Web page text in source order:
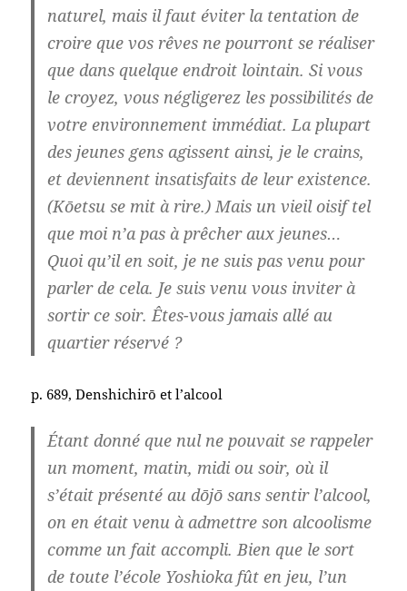
naturel, mais il faut éviter la tentation de
croire que vos rêves ne pourront se réaliser
que dans quelque endroit lointain. Si vous
le croyez, vous négligerez les possibilités de
votre environnement immédiat. La plupart
des jeunes gens agissent ainsi, je le crains,
et deviennent insatisfaits de leur existence.
(Kōetsu se mit à rire.) Mais un vieil oisif tel
que moi n’a pas à prêcher aux jeunes…
Quoi qu’il en soit, je ne suis pas venu pour
parler de cela. Je suis venu vous inviter à
sortir ce soir. Êtes-vous jamais allé au
quartier réservé ?
p. 689, Denshichirō et l’alcool
Étant donné que nul ne pouvait se rappeler
un moment, matin, midi ou soir, où il
s’était présenté au dōjō sans sentir l’alcool,
on en était venu à admettre son alcoolisme
comme un fait accompli. Bien que le sort
de toute l’école Yoshioka fût en jeu, l’un